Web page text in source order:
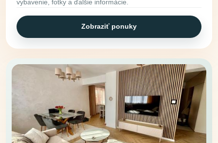
vybavenie, fotky a ďalšie informácie.
Zobraziť ponuky